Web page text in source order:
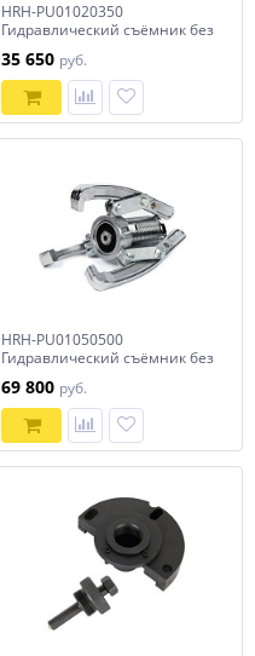
HRH-PU01020350
Гидравлический съёмник без
мм
35 650 руб.
HRH-PU01050500
Гидравлический съёмник без
мм
69 800 руб.